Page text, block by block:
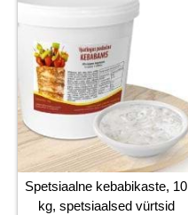
Spetsiaalne kebabikaste, 10
kg, spetsiaalsed vürtsid